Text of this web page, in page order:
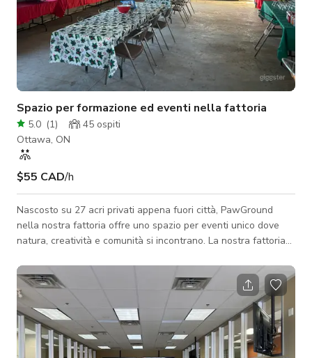
Spazio per formazione ed eventi nella fattoria
5.0 (1) 45 ospiti
Ottawa, ON
$55 CAD/h
Nascosto su 27 acri privati appena fuori città, PawGround
nella nostra fattoria offre uno spazio per eventi unico dove
natura, creatività e comunità si incontrano. La nostra fattoria
ritiri, celebrazioni, eventi aziendali fuori sede e riunioni intime o
formazione.